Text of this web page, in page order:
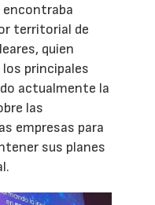
territorial de
quien
principales
actualmente la
las
empresas para
sus planes